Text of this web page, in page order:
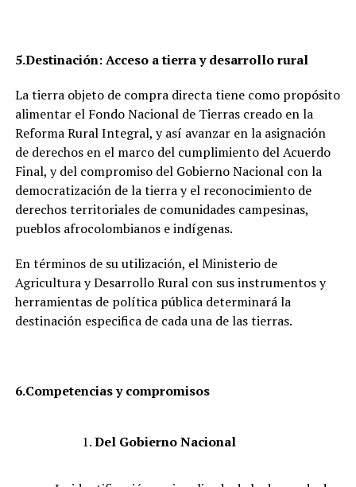
5.Destinación: Acceso a tierra y desarrollo rural
La tierra objeto de compra directa tiene como propósito
alimentar el Fondo Nacional de Tierras creado en la
Reforma Rural Integral, y así avanzar en la asignación
de derechos en el marco del cumplimiento del Acuerdo
Final, y del compromiso del Gobierno Nacional con la
democratización de la tierra y el reconocimiento de
derechos territoriales de comunidades campesinas,
pueblos afrocolombianos e indígenas.
En términos de su utilización, el Ministerio de
Agricultura y Desarrollo Rural con sus instrumentos y
herramientas de política pública determinará la
destinación especifica de cada una de las tierras.
6.Competencias y compromisos
Del Gobierno Nacional